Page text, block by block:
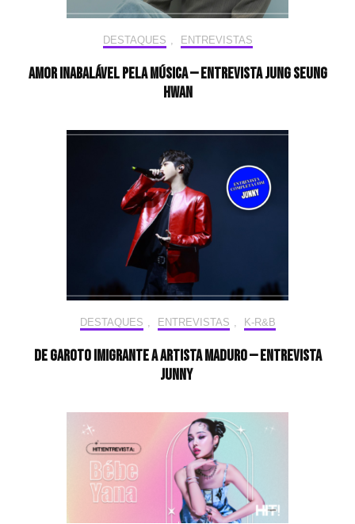
DESTAQUES , ENTREVISTAS
Amor inabalável pela música — Entrevista JUNG SEUNG
HWAN
DESTAQUES , ENTREVISTAS , K-R&B
De garoto imigrante a artista maduro — Entrevista
JUNNY